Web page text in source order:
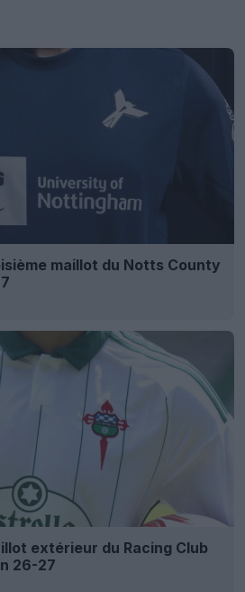
maillot du Notts County
extérieur du Racing Club
26-27